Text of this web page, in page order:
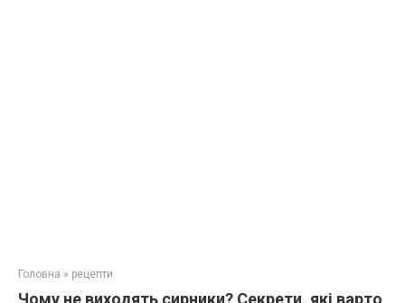
Головна » рецепти
Чому не виходять сирники? Секрети, які варто